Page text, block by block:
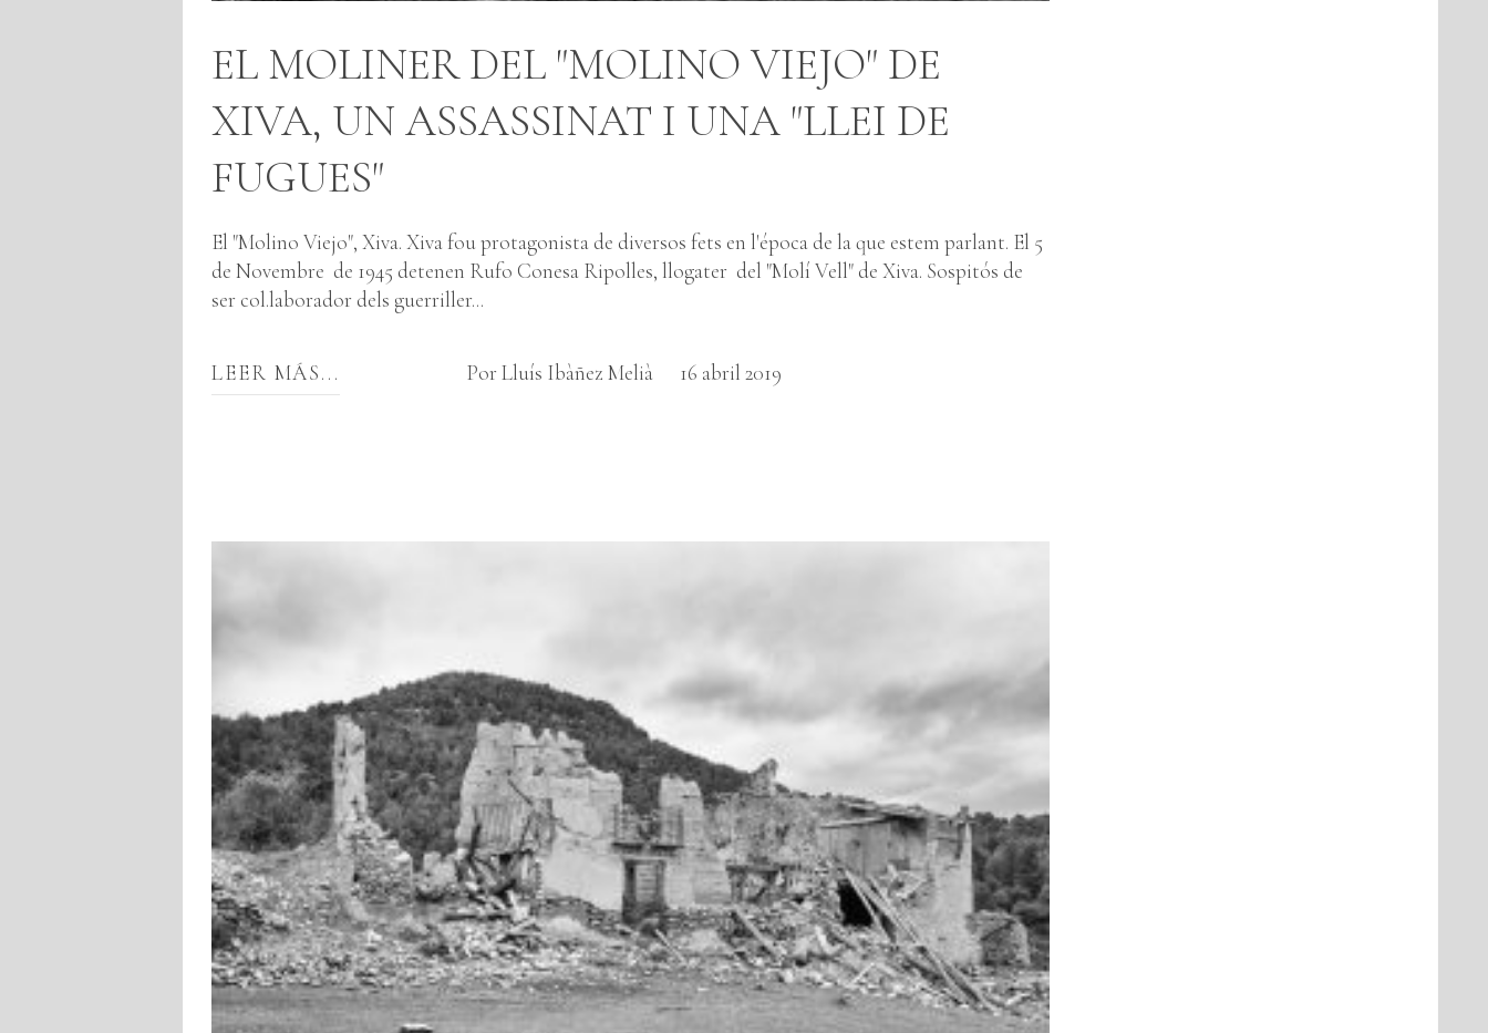
EL MOLINER DEL "MOLINO VIEJO" DE
XIVA, UN ASSASSINAT I UNA "LLEI DE
FUGUES"
El "Molino Viejo", Xiva. Xiva fou protagonista de diversos fets en l'época de la que estem parlant. El 5
de Novembre de 1945 detenen Rufo Conesa Ripolles, llogater del "Molí Vell" de Xiva. Sospitós de
ser col.laborador dels guerriller...
LEER MÁS... Por Lluís Ibàñez Melià 16 abril 2019